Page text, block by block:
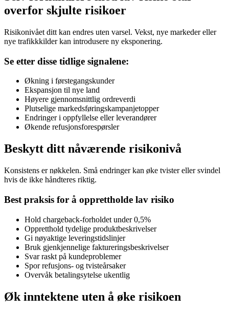
overfor skjulte risikoer
Risikonivået ditt kan endres uten varsel. Vekst, nye markeder eller
nye trafikkkilder kan introdusere ny eksponering.
Se etter disse tidlige signalene:
Økning i førstegangskunder
Ekspansjon til nye land
Høyere gjennomsnittlig ordreverdi
Plutselige markedsføringskampanjetopper
Endringer i oppfyllelse eller leverandører
Økende refusjonsforespørsler
Beskytt ditt nåværende risikonivå
Konsistens er nøkkelen. Små endringer kan øke tvister eller svindel
hvis de ikke håndteres riktig.
Best praksis for å opprettholde lav risiko
Hold chargeback-forholdet under 0,5%
Oppretthold tydelige produktbeskrivelser
Gi nøyaktige leveringstidslinjer
Bruk gjenkjennelige faktureringsbeskrivelser
Svar raskt på kundeproblemer
Spor refusjons- og tvisteårsaker
Overvåk betalingsytelse ukentlig
Øk inntektene uten å øke risikoen